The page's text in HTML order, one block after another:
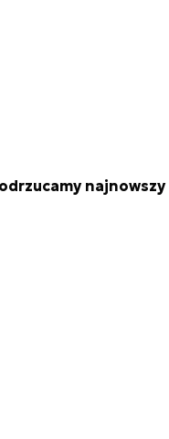
najnowszy